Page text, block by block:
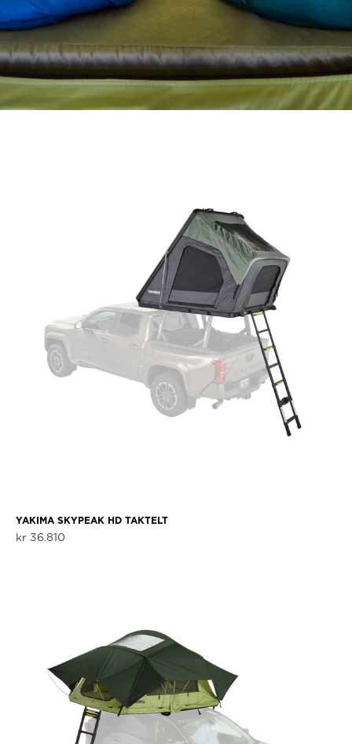
YAKIMA SKYPEAK HD TAKTELT
kr36.810